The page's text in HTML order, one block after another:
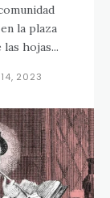
la plaza
hojas...
2023